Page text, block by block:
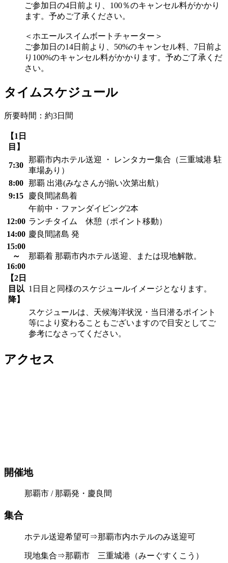
ご参加日の4日前より、100％のキャンセル料がかかり
ます。予めご了承ください。
＜ホエールスイムボートチャーター＞
ご参加日の14日前より、50%のキャンセル料、7日前よ
り100%のキャンセル料がかかります。予めご了承くだ
さい。
タイムスケジュール
所要時間：約3日間
【1日
目】
7:30
那覇市内ホテル送迎 ・ レンタカー集合（三重城港 駐
車場あり）
8:00 那覇 出港(みなさんが揃い次第出航）
9:15
慶良間諸島着
午前中・ファンダイビング2本
12:00 ランチタイム 休憩（ポイント移動）
14:00 慶良間諸島 発
15:00
～
16:00
那覇着 那覇市内ホテル送迎、または現地解散。
【2日
目以
降】
1日目と同様のスケジュールイメージとなります。
スケジュールは、天候海洋状況・当日潜るポイント
等により変わることもございますので目安としてご
参考になさってください。
アクセス
開催地
那覇市 / 那覇発・慶良間
集合
ホテル送迎希望可⇒那覇市内ホテルのみ送迎可
現地集合⇒那覇市 三重城港（みーぐすくこう）